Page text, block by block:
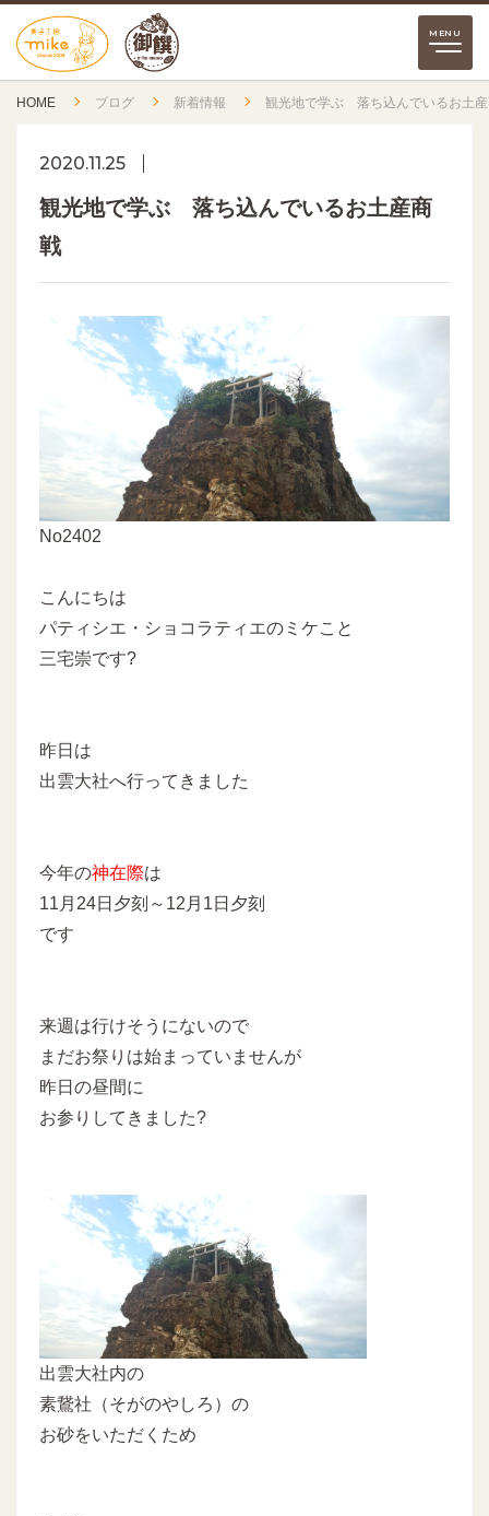
HOME ブログ 新着情報 観光地で学ぶ 落ち込んでいるお
2020.11.25
観光地で学ぶ 落ち込んでいるお土産商
戦
No2402
こんにちは
パティシエ・ショコラティエのミケこと
三宅崇です?
昨日は
出雲大社へ行ってきました
今年の神在際は
11月24日夕刻～12月1日夕刻
です
来週は行けそうにないので
まだお祭りは始まっていませんが
昨日の昼間に
お参りしてきました?
出雲大社内の
素鵞社（そがのやしろ）の
お砂をいただくため